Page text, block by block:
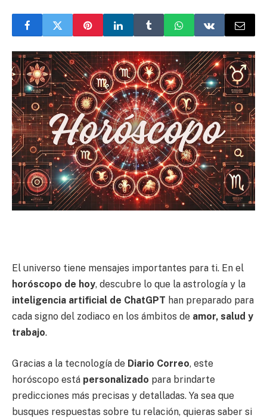
El universo tiene mensajes importantes para ti. En el
horóscopo de hoy, descubre lo que la astrología y la
inteligencia artificial de ChatGPT han preparado para
cada signo del zodiaco en los ámbitos de amor, salud y
trabajo.
Gracias a la tecnología de Diario Correo, este
horóscopo está personalizado para brindarte
predicciones más precisas y detalladas. Ya sea que
busques respuestas sobre tu relación, quieras saber si